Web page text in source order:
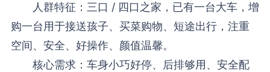
人群特征：三口 / 四口之家，已有一台大车，增
购一台用于接送孩子、买菜购物、短途出行，注重
空间、安全、好操作、颜值温馨。
核心需求：车身小巧好停、后排够用、安全配